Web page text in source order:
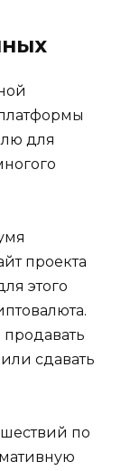
для
проекта
этого
сдавать
по